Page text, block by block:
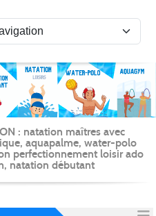
: natation maîtres avec
aquapalme, water-polo
perfectionnement loisir ado
natation débutant